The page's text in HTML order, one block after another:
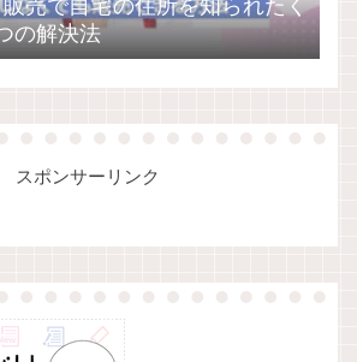
売で自宅の住所を知られたく
の解決法
スポンサーリンク